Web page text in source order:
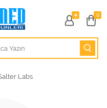
0
Labs